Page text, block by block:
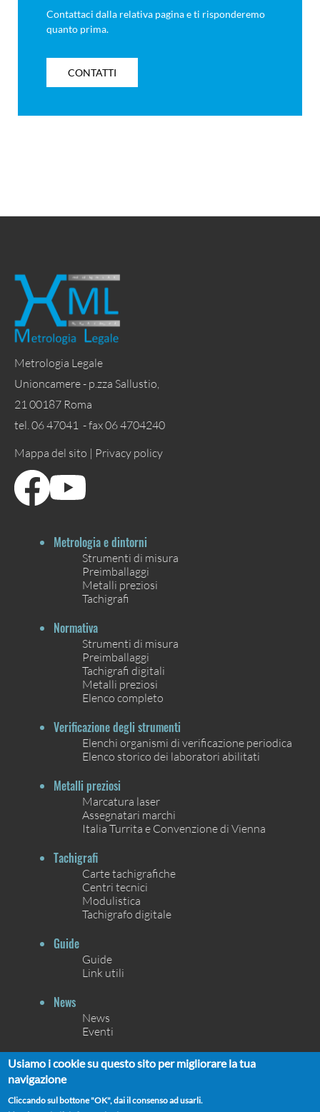
Contattaci dalla relativa pagina e ti risponderemo
quanto prima.
CONTATTI
Metrologia Legale
Unioncamere - p.zza Sallustio,
21 00187 Roma
tel. 06 47041 - fax 06 4704240
Mappa del sito | Privacy policy
Metrologia e dintorni
Strumenti di misura
Preimballaggi
Metalli preziosi
Tachigrafi
Normativa
Strumenti di misura
Preimballaggi
Tachigrafi digitali
Metalli preziosi
Elenco completo
Verificazione degli strumenti
Elenchi organismi di verificazione periodica
Elenco storico dei laboratori abilitati
Metalli preziosi
Marcatura laser
Assegnatari marchi
Italia Turrita e Convenzione di Vienna
Tachigrafi
Carte tachigrafiche
Centri tecnici
Modulistica
Tachigrafo digitale
Guide
Guide
Link utili
News
News
Eventi
Contatti
Usiamo i cookie su questo sito per migliorare la tua
navigazione
Cliccando sul bottone "OK", dai il consenso ad usarli.